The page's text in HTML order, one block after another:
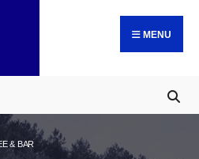
MENU
& BAR